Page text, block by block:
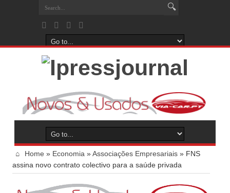
Home » Economia »Associações Empresariais » FNS
assina novo contrato colectivo para a saúde privada